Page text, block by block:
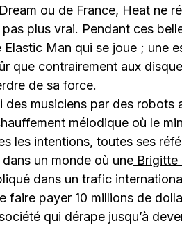
ou de France, Heat ne
pas plus vrai. Pendant ces
Man qui se joue ; une
que contrairement aux
de sa force.
musiciens par des robots
mélodique où le
les intentions, toutes ses
dans un monde où une
dans un trafic
faire payer 10 millions de
qui dérape jusqu’à